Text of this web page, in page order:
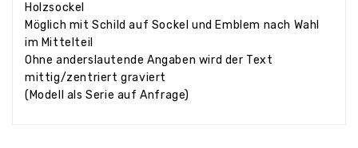
Holzsockel
Möglich mit Schild auf Sockel und Emblem nach Wahl
im Mittelteil
Ohne anderslautende Angaben wird der Text
mittig/zentriert graviert
(Modell als Serie auf Anfrage)